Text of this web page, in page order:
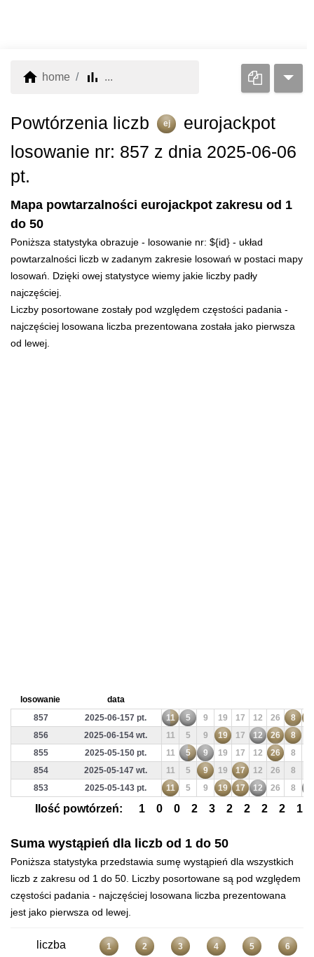
home home bar_chart ...
Powtórzenia liczb ej
eurojackpot
losowanie nr: 857 z dnia 2025-06-06
pt.
Mapa powtarzalności eurojackpot zakresu od 1
do 50
Poniższa statystyka obrazuje - losowanie nr: ${id} - układ
powtarzalności liczb w zadanym zakresie losowań w postaci mapy
losowań. Dzięki owej statystyce wiemy jakie liczby padły
najczęściej.
Liczby posortowane zostały pod względem częstości padania -
najczęściej losowana liczba prezentowana została jako pierwsza
od lewej.
losowanie
data
857
2025-06-157 pt. 11 5 9 19 17 12 26 8
856
2025-06-154 wt. 11 5 9 19 17 12 26 8
855
2025-05-150 pt. 11 5 9 19 17 12 26 8
854
2025-05-147 wt. 11 5 9 19 17 12 26 8
853
2025-05-143 pt. 11 5 9 19 17 12 26 8
Ilość powtórzeń: 1 0 0 2 3 2 2 2 2 1
Suma wystąpień dla liczb od 1 do 50
Poniższa statystyka przedstawia sumę wystąpień dla wszystkich
liczb z zakresu od 1 do 50. Liczby posortowane są pod względem
częstości padania - najczęściej losowana liczba prezentowana
jest jako pierwsza od lewej.
liczba 1 2 3 4 5 6